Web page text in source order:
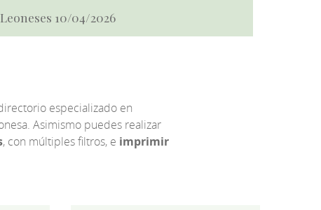
10/04/2026
especializado en
Asimismo puedes realizar
, con múltiples filtros, e imprimir